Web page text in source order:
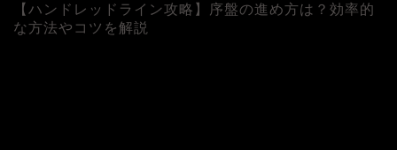
【ハンドレッドライン攻略】序盤の進め方は？効率的
な方法やコツを解説